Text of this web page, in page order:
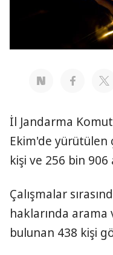
İl Jandarma
Ekim'de yürütülen
kişi ve 256 bin 906
Çalışmalar
haklarında arama
bulunan 438 kişi